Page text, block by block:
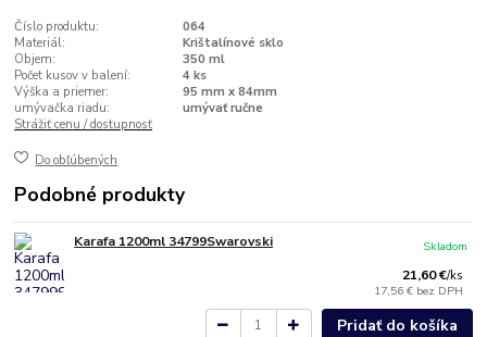
Číslo produktu:
064
Materiál:
Krištalínové sklo
Objem:
350 ml
Počet kusov v balení:
4 ks
Výška a priemer:
95 mm x 84mm
umývačka riadu:
umývať ručne
Strážiť cenu / dostupnosť
Do obľúbených
Podobné produkty
Karafa 1200ml 34799Swarovski
21,60 €/ks
17,56 € bez DPH
Skladom
Pridať do košíka